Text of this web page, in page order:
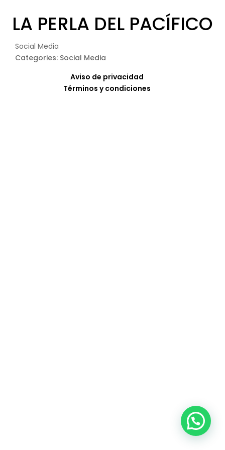
LA PERLA DEL PACÍFICO
Social Media
Categories: Social Media
Aviso de privacidad
Términos y condiciones